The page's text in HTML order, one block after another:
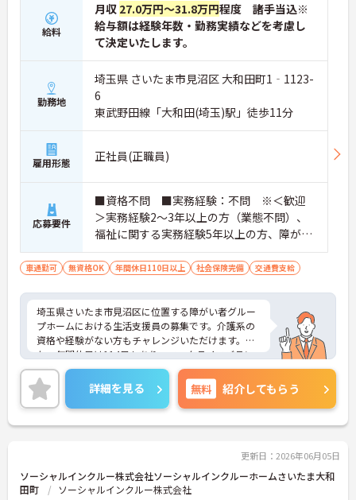
給料
月収 27.0万円～31.8万円程度 諸手当込※
給与額は経験年数・勤務実績などを考慮し
て決定いたします。
勤務地
埼玉県 さいたま市見沼区 大和田町1‐1123-
6
東武野田線「大和田(埼玉)駅」徒歩11分
雇用形態 正社員(正職員)
応募要件
■資格不問 ■実務経験：不問 ※＜歓迎
＞実務経験2～3年以上の方（業態不問）、
福祉に関する実務経験5年以上の方、障がい
者福祉に関する経験をお持ちの方、介護職
員初任者研修（ヘルパー2級）以上の方 ※
や精神保健福祉士の資格も活かせます ■普
通自動車免許（AT限定可）必須
車通勤可 無資格OK 年間休日110日以上 社会保険完備 交通費支給
埼玉県さいたま市見沼区に位置する障がい者グルー
プホームにおける生活支援員の募集です。介護系の
資格や経験がない方もチャレンジいただけます。ま
た、年間休日は114日もあり、ワークライフバラン
スを保ちながらご勤務いただけます。ご興味のある
方には、面接対策ポイントなど、さらに詳細をお話
しいたしますのでお気軽にご相談ください！
詳細を見る 無料 紹介してもらう
更新日：2026年06月05日
ソーシャルインクルー株式会社ソーシャルインクルーホームさいたま大和
田町
ソーシャルインクルー株式会社